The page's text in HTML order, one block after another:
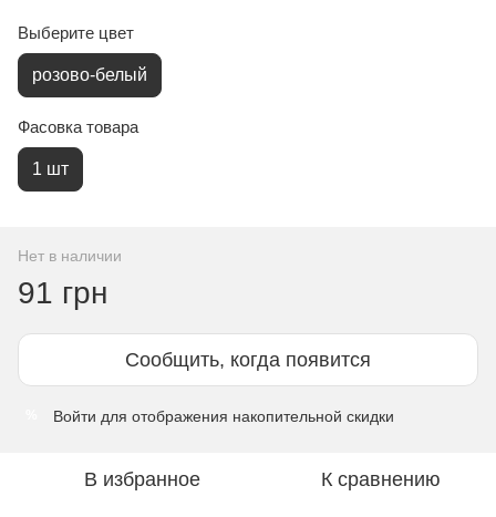
Выберите цвет
розово-белый
Фасовка товара
1 шт
Нет в наличии
91 грн
Сообщить, когда появится
Войти для отображения накопительной скидки
В избранное К сравнению